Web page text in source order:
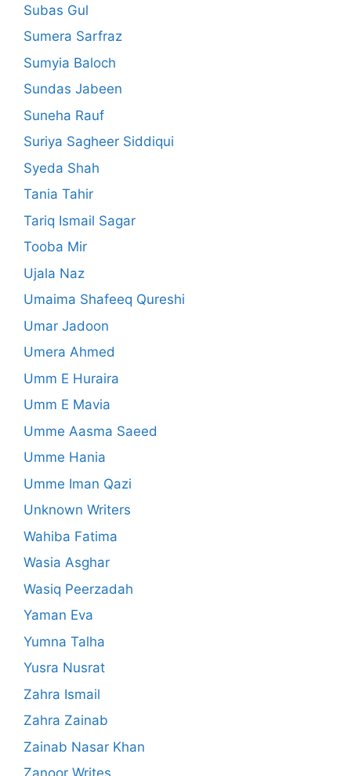
Subas Gul
Sumera Sarfraz
Sumyia Baloch
Sundas Jabeen
Suneha Rauf
Suriya Sagheer Siddiqui
Syeda Shah
Tania Tahir
Tariq Ismail Sagar
Tooba Mir
Ujala Naz
Umaima Shafeeq Qureshi
Umar Jadoon
Umera Ahmed
Umm E Huraira
Umm E Mavia
Umme Aasma Saeed
Umme Hania
Umme Iman Qazi
Unknown Writers
Wahiba Fatima
Wasia Asghar
Wasiq Peerzadah
Yaman Eva
Yumna Talha
Yusra Nusrat
Zahra Ismail
Zahra Zainab
Zainab Nasar Khan